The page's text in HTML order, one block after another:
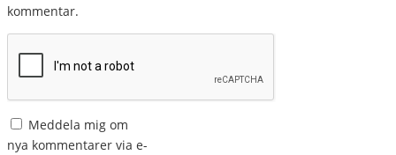
kommentar.
Meddela mig om
nya kommentarer via e-